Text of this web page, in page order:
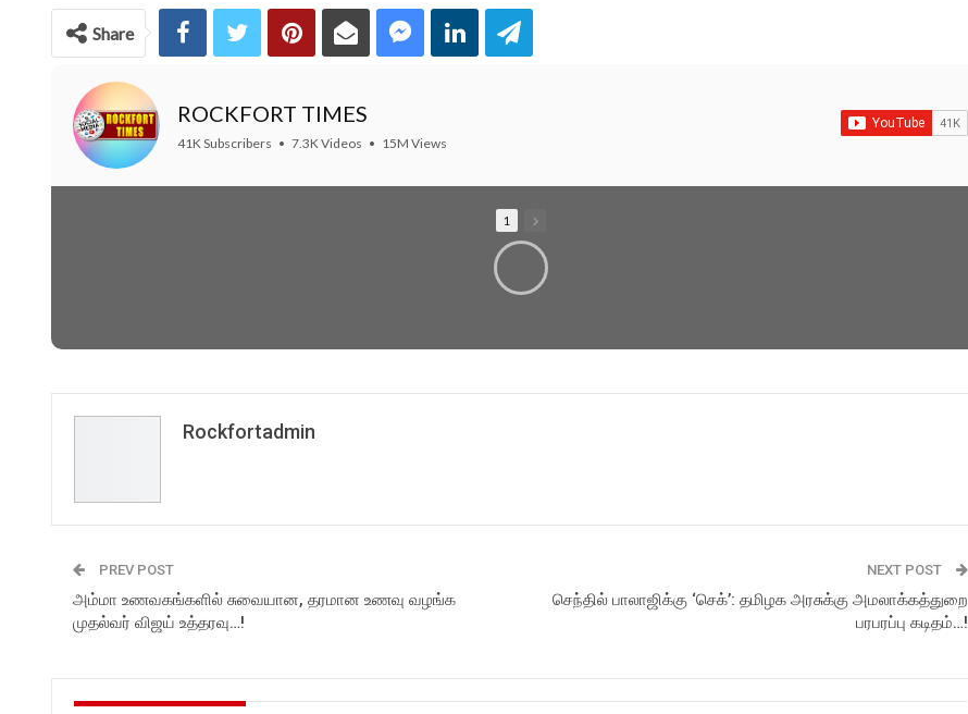
Share
ROCKFORT TIMES
41K Subscribers • 7.3K Videos • 15M Views
1
Rockfortadmin
PREV POST
அம்மா உணவகங்களில் சுவையான, தரமான உணவு வழங்க
முதல்வர் விஜய் உத்தரவு…!
NEXT POST
செந்தில் பாலாஜிக்கு ‘செக்’: தமிழக அரசுக்கு அமலாக்கத்துறை
பரபரப்பு கடிதம்…!